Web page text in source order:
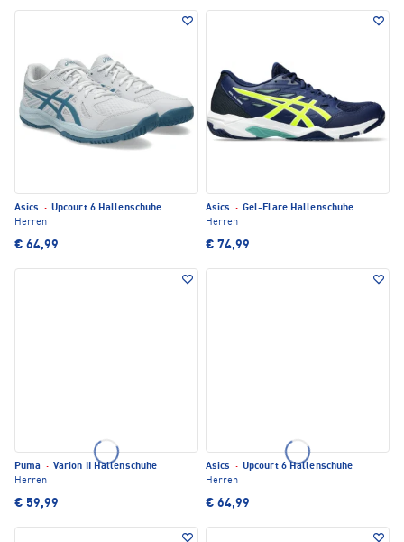
Asics · Upcourt 6 Hallenschuhe
Herren
€ 64,99
Asics · Gel-Flare Hallenschuhe
Herren
€ 74,99
Puma · Varion II Hallenschuhe
Herren
€ 59,99
Asics · Upcourt 6 Hallenschuhe
Herren
€ 64,99